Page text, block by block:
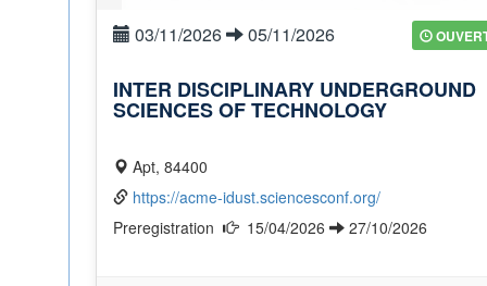
03/11/2026 05/11/2026
INTER DISCIPLINARY UNDERGROUND
SCIENCES OF TECHNOLOGY
Apt, 84400
https://acme-idust.sciencesconf.org/
15/04/2026 27/10/2026